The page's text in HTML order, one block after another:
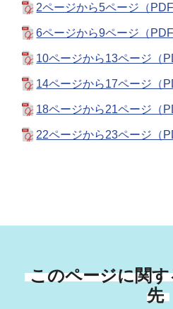
2ページから5ページ（
6ページから9ページ（
10ページから13ページ（
14ページから17ページ（
18ページから21ページ（
22ページから23ページ（
このページに関
先